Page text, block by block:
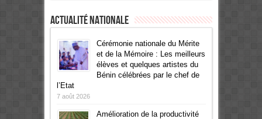
Actualité Nationale
Cérémonie nationale du Mérite
et de la Mémoire : Les meilleurs
élèves et quelques artistes du
Bénin célébrées par le chef de
l’Etat
7 août 2026
Amélioration de la productivité